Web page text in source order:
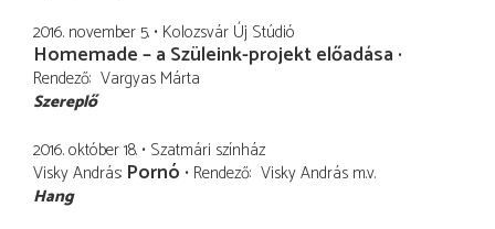
2016. november 5. Kolozsvár Új Stúdió
Homemade – a Szüleink-projekt előadása
Rendező Vargyas Márta
Szereplő
2016. október 18. Szatmári színház
Visky András Pornó Rendező Visky András m.v.
Hang